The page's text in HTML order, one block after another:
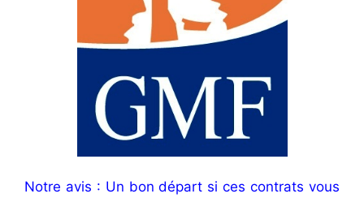
Notre avis : Un bon départ si ces contrats vous